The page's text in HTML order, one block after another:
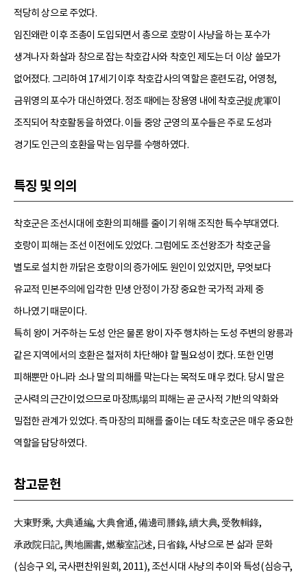
적당히 상으로 주었다.
임진왜란 이후 조총이 도입되면서 총으로 호랑이 사냥을 하는 포수가
생겨나자 화살과 창으로 잡는 착호갑사와 착호인 제도는 더 이상 쓸모가
없어졌다. 그리하여 17세기 이후 착호갑사의 역할은 훈련도감, 어영청,
금위영의 포수가 대신하였다. 정조 때에는 장용영 내에 착호군捉虎軍이
조직되어 착호활동을 하였다. 이들 중앙 군영의 포수들은 주로 도성과
경기도 인근의 호환을 막는 임무를 수행하였다.
특징 및 의의
착호군은 조선시대에 호환의 피해를 줄이기 위해 조직한 특수부대였다.
호랑이 피해는 조선 이전에도 있었다. 그럼에도 조선왕조가 착호군을
별도로 설치한 까닭은 호랑이의 증가에도 원인이 있었지만, 무엇보다
유교적 민본주의에 입각한 민생 안정이 가장 중요한 국가적 과제 중
하나였기 때문이다.
특히 왕이 거주하는 도성 안은 물론 왕이 자주 행차하는 도성 주변의 왕릉과
같은 지역에서의 호환은 철저히 차단해야 할 필요성이 컸다. 또한 인명
피해뿐만 아니라 소나 말의 피해를 막는다는 목적도 매우 컸다. 당시 말은
군사력의 근간이었으므로 마장馬場의 피해는 곧 군사적 기반의 약화와
밀접한 관계가 있었다. 즉 마장의 피해를 줄이는 데도 착호군은 매우 중요한
역할을 담당하였다.
참고문헌
大東野乘, 大典通編, 大典會通, 備邊司謄錄, 續大典, 受敎輯錄,
承政院日記, 輿地圖書, 燃藜室記述, 日省錄, 사냥으로 본 삶과 문화
(심승구 외, 국사편찬위원회, 2011), 조선시대 사냥의 추이와 특성(심승구,